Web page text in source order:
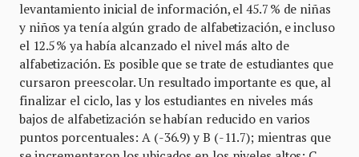
levantamiento inicial de información, el 45.7 % de niñas
y niños ya tenía algún grado de alfabetización, e incluso
el 12.5 % ya había alcanzado el nivel más alto de
alfabetización. Es posible que se trate de estudiantes que
cursaron preescolar. Un resultado importante es que, al
finalizar el ciclo, las y los estudiantes en niveles más
bajos de alfabetización se habían reducido en varios
puntos porcentuales: A (-36.9) y B (-11.7); mientras que